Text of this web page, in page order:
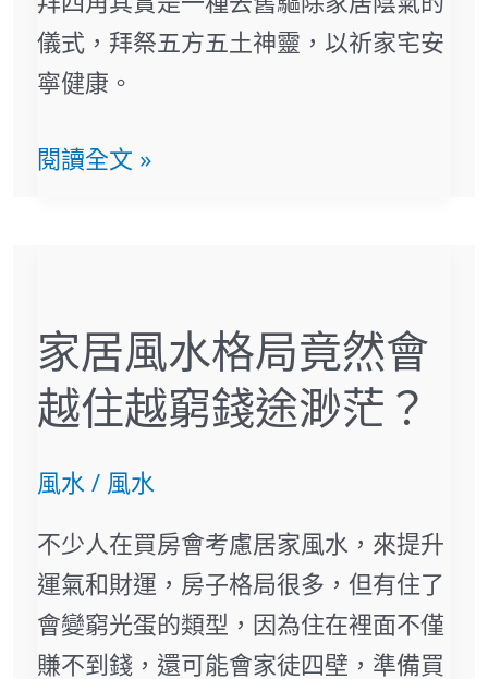
儀式，拜祭五方五土神靈，以祈家宅安
寧健康。
角
到
有
用？
閱讀全文 »
家居風水格局竟然會
越住越窮錢途渺茫？
風水/ 風水
不少人在買房會考慮居家風水，來提升
運氣和財運，房子格局很多，但有住了
會變窮光蛋的類型，因為住在裡面不僅
賺不到錢，還可能會家徒四壁，準備買
風
水
格
局
竟
然
會
越
住